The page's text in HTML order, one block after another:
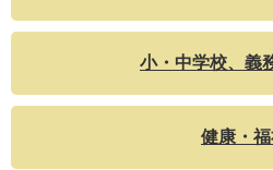
小・中学校、義
健康・